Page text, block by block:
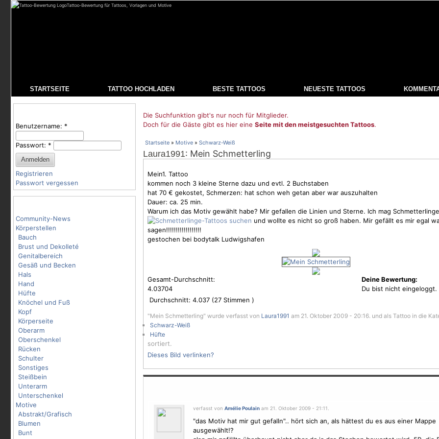
Tattoo-Bewertung für Tattoos, Vorlagen und Motive
STARTSEITE TATTOO HOCHLADEN BESTE TATTOOS NEUESTE TATTOOS
Benutzername: *
Passwort: *
Registrieren
Passwort vergessen
Community-News
Körperstellen
Bauch
Brust und Dekolleté
Genitalbereich
Gesäß und Becken
Hals
Hand
Hüfte
Knöchel und Fuß
Kopf
Körperseite
Oberarm
Oberschenkel
Rücken
Schulter
Sonstiges
Steißbein
Unterarm
Unterschenkel
Motive
Abstrakt/Grafisch
Blumen
Bunt
Die Suchfunktion gibt's nur noch für Mitglieder.
Doch für die Gäste gibt es hier eine Seite mit den meistgesuchten Tattoos.
Startseite » Motive » Schwarz-Weiß
Laura1991: Mein Schmetterling
Mein1. Tattoo
kommen noch 3 kleine Sterne dazu und evtl. 2 Buchstaben
hat 70 € gekostet, Schmerzen: hat schon weh getan aber war auszuhalten
Dauer: ca. 25 min.
Warum ich das Motiv gewählt habe? Mir gefallen die Linien und Sterne. Ich mag Schmetterlinge
und wollte es nicht so groß haben. Mir gefällt es mir egal
sagen!!!!!!!!!!!!!!!!!!
gestochen bei bodytalk Ludwigshafen
Gesamt-Durchschnitt:
4.03704
Durchschnitt: 4.037 (27 Stimmen )
Deine Bewertung:
Du bist nicht eingeloggt.
"Mein Schmetterling" wurde verfasst von Laura1991 am 21. Oktober 2009 - 20:16. und als Tattoo in die
Schwarz-Weiß
Hüfte
sortiert.
Dieses Bild verlinken?
verfasst von Amélie Poulainam 21. Oktober 2009 - 21:11.
"das Motivhat mir gut gefalln".. hört sich an, als hättest du es aus einer Mappe
ausgewählt!?